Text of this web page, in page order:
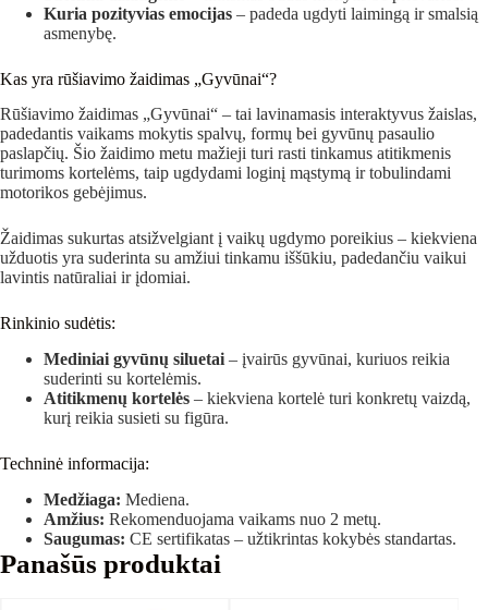
Kuria pozityvias emocijas – padeda ugdyti laimingą ir smalsią
asmenybę.
Kas yra rūšiavimo žaidimas „Gyvūnai“?
Rūšiavimo žaidimas „Gyvūnai“ – tai lavinamasis interaktyvus žaislas,
padedantis vaikams mokytis spalvų, formų bei gyvūnų pasaulio
paslapčių. Šio žaidimo metu mažieji turi rasti tinkamus atitikmenis
turimoms kortelėms, taip ugdydami loginį mąstymą ir tobulindami
motorikos gebėjimus.
Žaidimas sukurtas atsižvelgiant į vaikų ugdymo poreikius – kiekviena
užduotis yra suderinta su amžiui tinkamu iššūkiu, padedančiu vaikui
lavintis natūraliai ir įdomiai.
Rinkinio sudėtis:
Mediniai gyvūnų siluetai – įvairūs gyvūnai, kuriuos reikia
suderinti su kortelėmis.
Atitikmenų kortelės – kiekviena kortelė turi konkretų vaizdą,
kurį reikia susieti su figūra.
Techninė informacija:
Medžiaga: Mediena.
Amžius: Rekomenduojama vaikams nuo 2 metų.
Saugumas: CE sertifikatas – užtikrintas kokybės standartas.
Panašūs produktai